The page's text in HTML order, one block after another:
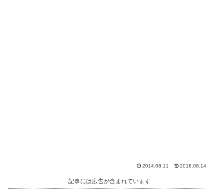
2014.08.11 2018.08.14
記事には広告が含まれています